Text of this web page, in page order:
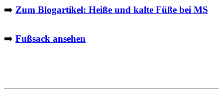
➡️ Zum Blogartikel: Heiße und kalte Füße bei MS
➡️ Fußsack ansehen